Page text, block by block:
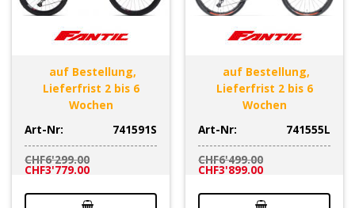
auf Bestellung,
Lieferfrist 2 bis 6
Wochen
Art-Nr:
741591S
CHF6'299.00
Ursprünglicher
Preis
war:
CHF6'299.00
CHF3'779.00Aktueller
ist:
CHF3'779.00.
auf Bestellung,
Lieferfrist 2 bis 6
Wochen
Art-Nr:
741555L
CHF6'499.00
Ursprünglicher
Preis
war:
CHF6'499.00
CHF3'899.00Aktueller
ist:
CHF3'899.00.